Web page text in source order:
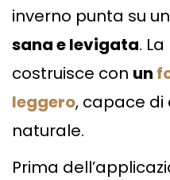
inverno punta su
sana e levigata.
costruisce con un
leggero, capace
naturale.
Prima